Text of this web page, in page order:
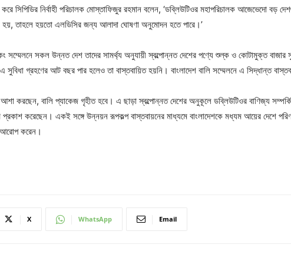
সিপিডির নির্বাহী পরিচালক মোস্তাফিজুর রহমান বলেন, ‘ডবি্লউটিওর মহাপরিচালক আজেভেদো বড়
হয়, তাহলে হয়তো এলডিসির জন্য আলাদা ঘোষণা অনুমোদন হতে পারে।’
সম্মেলনে সকল উন্নত দেশ তাদের সামর্থ্য অনুযায়ী স্বল্পোন্নত দেশের পণ্যে শুল্ক ও কোটামুক্ত বাজার
গ্রহণের আট বছর পার হলেও তা বাস্তবায়িত হয়নি। বাংলাদেশ বালি সম্মেলনে এ সিদ্ধান্ত
করছেন, বালি প্যাকেজ গৃহীত হবে। এ ছাড়া স্বল্পোন্নত দেশের অনুকূলে ডবি্লউটিওর বাণিজ্য
করেছেন। একই সঙ্গে উন্নয়ন রূপকল্প বাস্তবায়নের মাধ্যমে বাংলাদেশকে মধ্যম আয়ের দেশে
করেন।
X WhatsApp Email